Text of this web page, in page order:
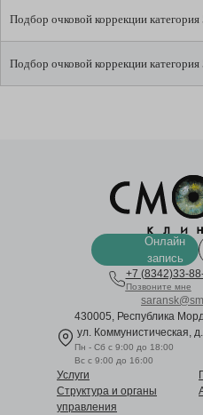
Подбор очковой коррекции категория
Подбор очковой коррекции категория
Онлайн
запись
+7 (8342)33-
Позвоните мне
430005, Республика
ул. Коммунистическая,
Пн - Сб с 9:00 до 18:00
Вс с 9:00 до 16:00
Услуги
Структура и органы
управления